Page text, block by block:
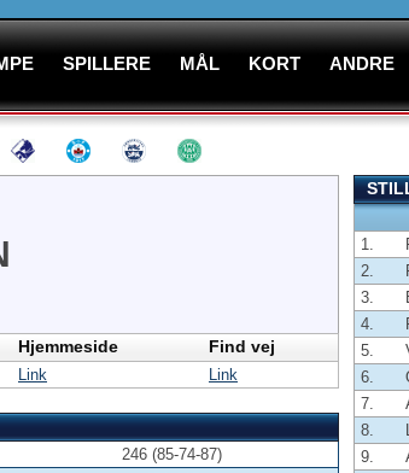
SPILLERE MÅL KORT ANDRE
Hjemmeside Find vej
Link Link
246 (85-74-87)
1.
2.
3.
4.
5.
6.
7.
8.
9.